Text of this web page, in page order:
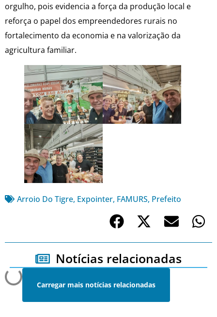
orgulho, pois evidencia a força da produção local e
reforça o papel dos empreendedores rurais no
fortalecimento da economia e na valorização da
agricultura familiar.
Arroio Do Tigre, Expointer, FAMURS, Prefeito
Notícias relacionadas
Carregar mais notícias relacionadas